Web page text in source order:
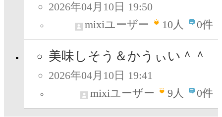
2026年04月10日 19:50
mixiユーザー
10人 0件
美味しそう＆かうぃい＾＾
2026年04月10日 19:41
mixiユーザー
9人 0件